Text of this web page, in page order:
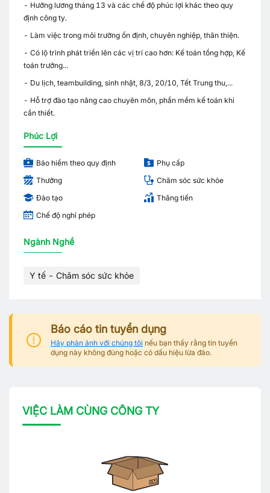
- Hưởng lương tháng 13 và các chế độ phúc lợi khác theo quy
định công ty.
- Làm việc trong môi trường ổn định, chuyên nghiệp, thân thiện.
- Có lộ trình phát triển lên các vị trí cao hơn: Kế toán tổng hợp, Kế
toán trưởng...
- Du lịch, teambuilding, sinh nhật, 8/3, 20/10, Tết Trung thu,...
- Hỗ trợ đào tạo nâng cao chuyên môn, phần mềm kế toán khi
cần thiết.
Phúc Lợi
Bảo hiểm theo quy định
Phụ cấp
Thưởng
Chăm sóc sức khỏe
Đào tạo
Thăng tiến
Chế độ nghỉ phép
Ngành Nghề
Y tế - Chăm sóc sức khỏe
Báo cáo tin tuyển dụng
Hãy phản ánh với chúng tôi nếu bạn thấy rằng tin tuyển
dụng này không đúng hoặc có dấu hiệu lừa đảo.
VIỆC LÀM CÙNG CÔNG TY